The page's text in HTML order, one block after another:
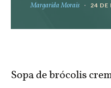
Margarida Morais 24 DE
Sopa de brócolis